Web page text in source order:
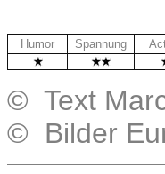
Humor Spannung
© Text
© Bilder